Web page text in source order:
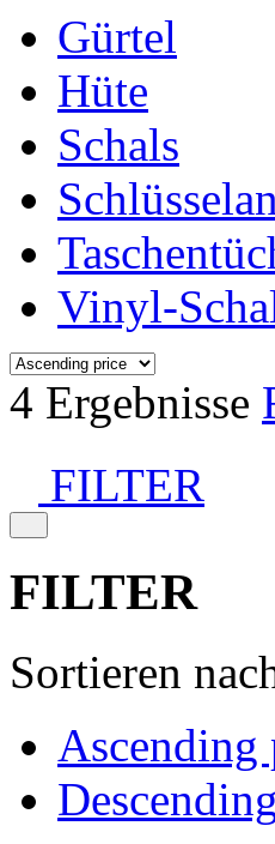
Gürtel
Hüte
Schals
Vinyl-
4 Ergebnisse
FILTER
FILTER
Sortieren
Ascending